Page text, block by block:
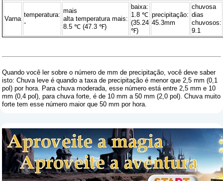
Varna
temperatura:
-
mais
alta temperatura mais:
8.5 ℃ (47.3 ℉)
baixa:
1.8 ℃
(35.24
℉)
precipitação:
45.3mm
chuvosa
dias
chuvosos:
9.1
Quando você ler sobre o número de mm de precipitação, você deve saber
isto: Chuva leve é ​​quando a taxa de precipitação é menor que 2,5 mm (0,1
pol) por hora. Para chuva moderada, esse número está entre 2,5 mm e 10
mm (0,4 pol), para chuva forte, é de 10 mm a 50 mm (2,0 pol). Chuva muito
forte tem esse número maior que 50 mm por hora.